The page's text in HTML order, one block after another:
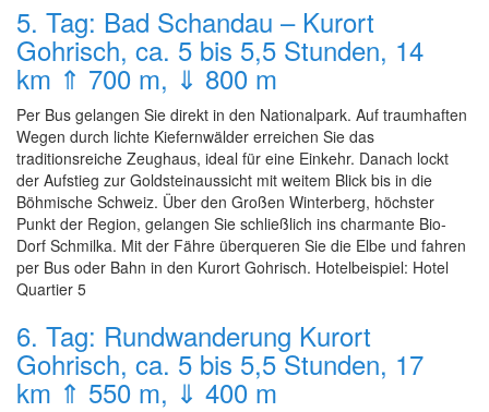
5. Tag: Bad Schandau – Kurort
Gohrisch, ca. 5 bis 5,5 Stunden, 14
km ⇑ 700 m, ⇓ 800 m
Per Bus gelangen Sie direkt in den Nationalpark. Auf traumhaften
Wegen durch lichte Kiefernwälder erreichen Sie das
traditionsreiche Zeughaus, ideal für eine Einkehr. Danach lockt
der Aufstieg zur Goldsteinaussicht mit weitem Blick bis in die
Böhmische Schweiz. Über den Großen Winterberg, höchster
Punkt der Region, gelangen Sie schließlich ins charmante Bio-
Dorf Schmilka. Mit der Fähre überqueren Sie die Elbe und fahren
per Bus oder Bahn in den Kurort Gohrisch. Hotelbeispiel: Hotel
Quartier 5
6. Tag: Rundwanderung Kurort
Gohrisch, ca. 5 bis 5,5 Stunden, 17
km ⇑ 550 m, ⇓ 400 m